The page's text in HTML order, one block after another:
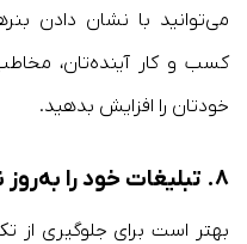
می‌توانید با نشان دادن
کسب و کار آینده‌تان‌،
خودتان را افزایش بدهید.
۸. تبلیغات خود را به‌روز
بهتر است برای جلوگیری از